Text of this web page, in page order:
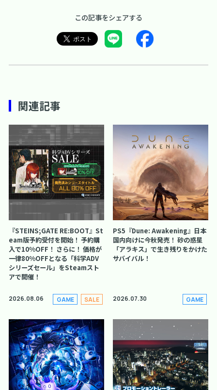
この記事をシェアする
関連記事
『STEINS;GATE RE:BOOT』St
eam版予約受付を開始！ 予約購
入で10%OFF！ さらに！ 価格が
一律80%OFFとなる「科学ADV
シリーズセール」をSteamスト
アで開催！
2026.08.06 GAME SALE
PS5『Dune: Awakening』日本
国内向けに今秋発売！ 砂の惑星
「アラキス」で生き残りをかけた
サバイバル！
2026.07.30 GAME